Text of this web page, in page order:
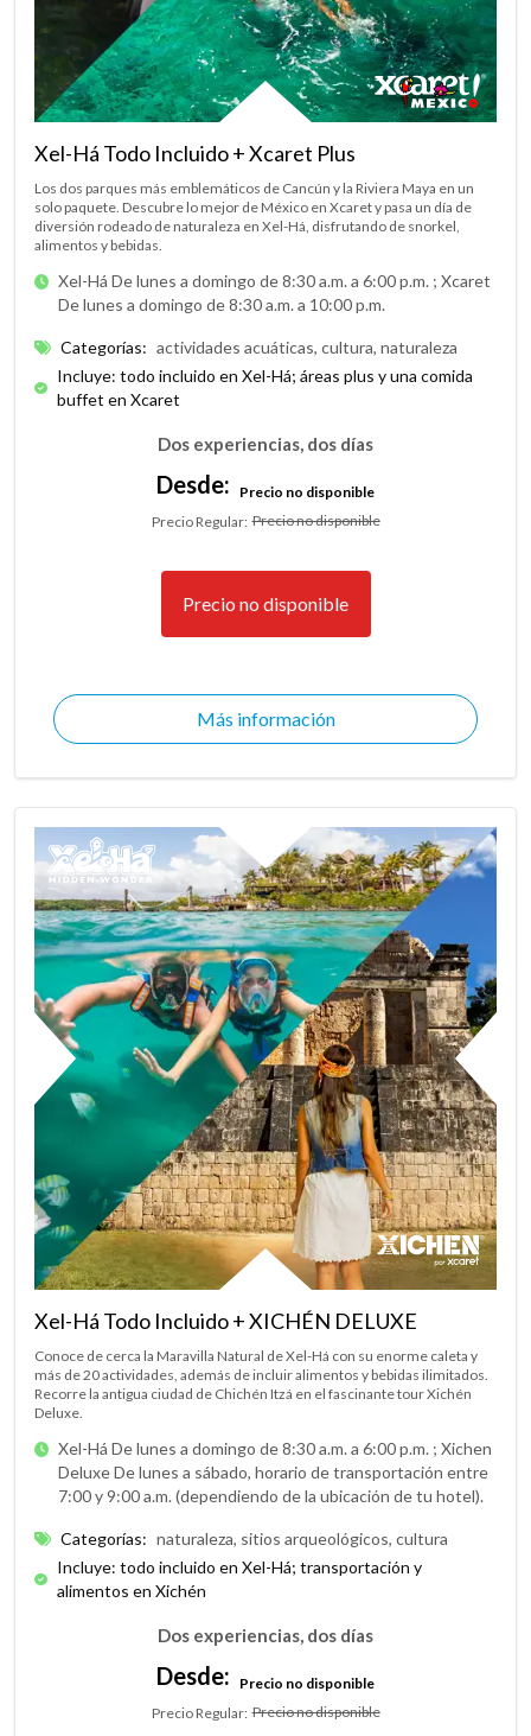
Xel-Há Todo Incluido + Xcaret Plus
Los dos parques más emblemáticos de Cancún y la Riviera Maya en un
solo paquete. Descubre lo mejor de México en Xcaret y pasa un día de
diversión rodeado de naturaleza en Xel-Há, disfrutando de snorkel,
alimentos y bebidas.
Xel-Há De lunes a domingo de 8:30 a.m. a 6:00 p.m. ;Xcaret
De lunes a domingo de 8:30 a.m. a 10:00 p.m.
Categorías: actividades acuáticas, cultura, naturaleza
Incluye: todo incluido en Xel-Há; áreas plus y una comida
buffet en Xcaret
Dos experiencias, dos días
Desde:
Precio no disponible
Precio Regular:Precio no disponible
Precio no disponible
Más información
Xel-Há Todo Incluido + XICHÉN DELUXE
Conoce de cerca la Maravilla Natural de Xel-Há con su enorme caleta y
más de 20 actividades, además de incluir alimentos y bebidas ilimitados.
Recorre la antigua ciudad de Chichén Itzá en el fascinante tour Xichén
Deluxe.
Xel-Há De lunes a domingo de 8:30 a.m. a 6:00 p.m. ;Xichen
Deluxe De lunes a sábado, horario de transportación entre
7:00 y 9:00 a.m. (dependiendo de la ubicación de tu hotel).
Categorías: naturaleza, sitios arqueológicos, cultura
Incluye: todo incluido en Xel-Há; transportación y
alimentos en Xichén
Dos experiencias, dos días
Desde:
Precio no disponible
Precio Regular:Precio no disponible